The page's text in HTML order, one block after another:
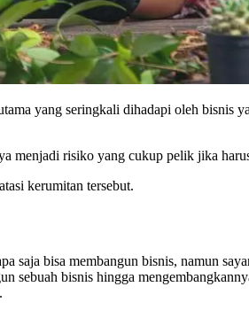
yang seringkali dihadapi oleh bisnis
risiko yang cukup pelik jika
kerumitan tersebut.
saja bisa membangun bisnis, namun
sebuah bisnis hingga